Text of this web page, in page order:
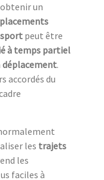
un
peut être
à temps partiel
déplacement.
accordés du
les trajets
les
faciles à